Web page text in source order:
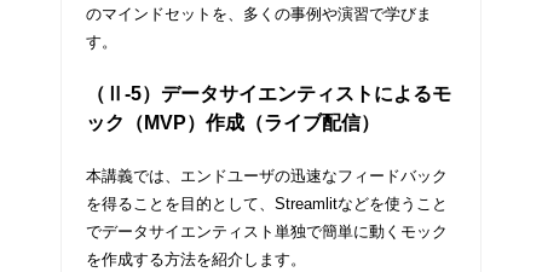
のマインドセットを、多くの事例や演習で学びま
す。
（Ⅱ-5） データサイエンティストによるモ
ック（ MVP） 作成 （ライブ配信）
本講義では、エンドユーザの迅速なフィードバック
を得ることを目的として、Streamlitなどを使うこと
でデータサイエンティスト単独で簡単に動くモック
を作成する方法を紹介します。